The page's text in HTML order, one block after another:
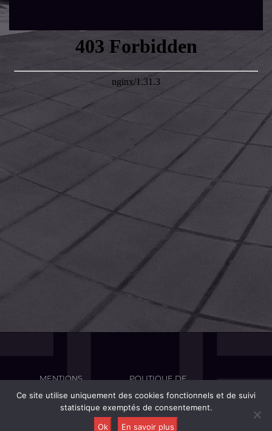
MENTIONS
LÉGALES
POLITIQUE DE
CONFIDENTIALITÉ
Ce site utilise uniquement des cookies fonctionnels et de suivi
statistique exemptés de consentement.
Ok
En savoir plus